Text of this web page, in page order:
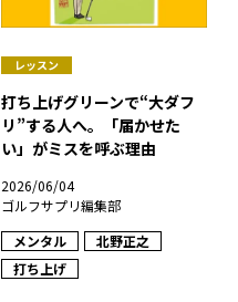
レッスン
打ち上げグリーンで“大ダフ
リ”する人へ。「届かせた
い」がミスを呼ぶ理由
2026/06/04
ゴルフサプリ編集部
メンタル
北野正之
打ち上げ